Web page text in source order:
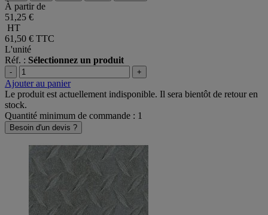
À partir de
51,25 €
HT
61,50 € TTC
L'unité
Réf. : Sélectionnez un produit
- +
Ajouter au panier
Le produit est actuellement indisponible. Il sera bientôt de retour en
stock.
Quantité minimum de commande : 1
Besoin d'un devis ?